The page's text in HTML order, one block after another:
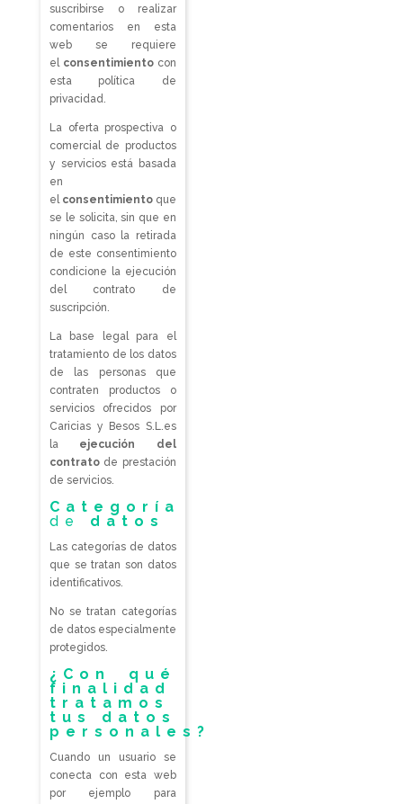
suscribirse o realizar
comentarios en esta
web se requiere
el consentimiento con
esta política de
privacidad.
La oferta prospectiva o
comercial de productos
y servicios está basada
en
el consentimientoque
se le solicita, sin que en
ningún caso la retirada
de este consentimiento
condicione la ejecución
del contrato de
suscripción.
La base legal para el
tratamiento de los datos
de las personas que
contraten productos o
servicios ofrecidos por
Caricias y Besos S.L.es
la ejecución del
contratode prestación
de servicios.
Categoría
de
datos
Las categorías de datos
que se tratan son datos
identificativos.
No se tratan categorías
de datos especialmente
protegidos.
¿Con qué
finalidad
tratamos
tus datos
personales?
Cuando un usuario se
conecta con esta web
por ejemplo para